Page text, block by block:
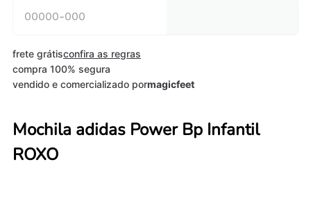
frete grátisconfira as regras
compra 100% segura
vendido e comercializado pormagicfeet
Mochila adidas Power Bp Infantil
ROXO